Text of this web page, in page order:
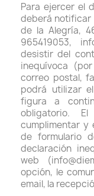
Para ejercer el
deberá notificar
de la Alegría,
965419053,
desistir del
inequívoca
correo postal,
podrá utilizar
figura a
obligatorio.
cumplimentar y
de formulario
declaración
web
opción, le
email, la